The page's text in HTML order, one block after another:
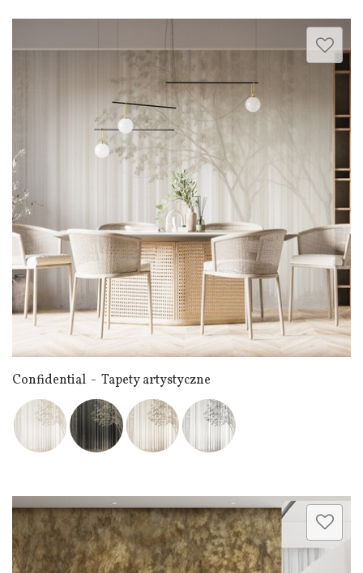
Confidential - Tapety artystyczne